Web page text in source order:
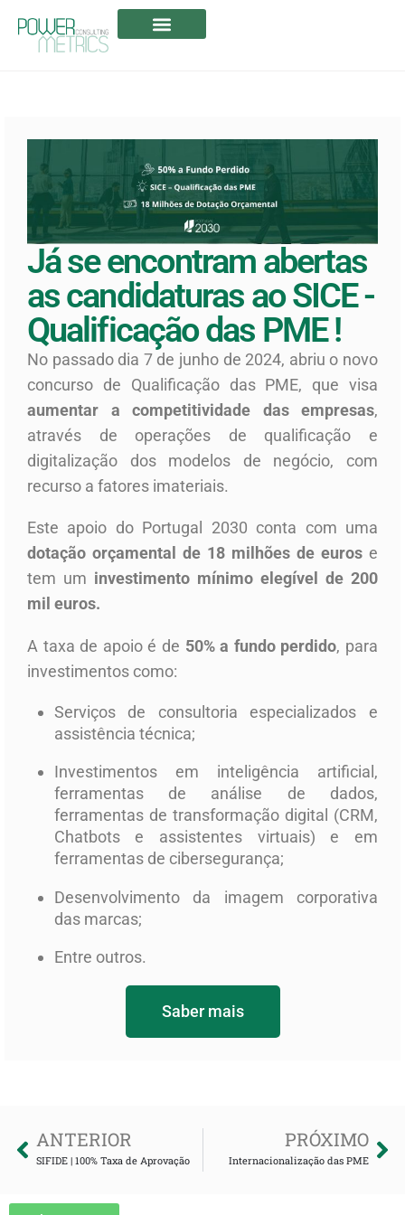
Já se encontram abertas
as candidaturas ao SICE -
Qualificação das PME !
No passado dia 7 de junho de 2024, abriu o novo
concurso de Qualificação das PME, que visa
aumentar a competitividade das empresas,
através de operações de qualificação e
digitalização dos modelos de negócio, com
recurso a fatores imateriais.
Este apoio do Portugal 2030 conta com uma
dotação orçamental de 18 milhões de euros e
tem um investimento mínimo elegível de 200
mil euros.
A taxa de apoio é de 50% a fundo perdido, para
investimentos como:
Serviços de consultoria especializados e
assistência técnica;
Investimentos em inteligência artificial,
ferramentas de análise de dados,
ferramentas de transformação digital (CRM,
Chatbots e assistentes virtuais) e em
ferramentas de cibersegurança;
Desenvolvimento da imagem corporativa
das marcas;
Entre outros.
Saber mais
ANTERIOR
SIFIDE | 100% Taxa de Aprovação
PRÓXIMO
Internacionalização das PME